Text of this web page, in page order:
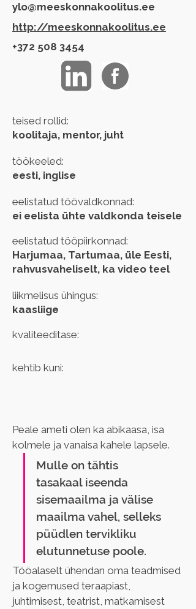
ylo@meeskonnakoolitus.ee
http://meeskonnakoolitus.ee
+372 508 3454
teised rollid:
koolitaja, mentor, juht
töökeeled:
eesti, inglise
eelistatud töövaldkonnad:
ei eelista ühte valdkonda teisele
eelistatud tööpiirkonnad:
Harjumaa, Tartumaa, üle Eesti,
rahvusvaheliselt, ka video teel
liikmelisus ühingus:
kaasliige
kvaliteeditase:
kehtib kuni:
Peale ameti olen ka abikaasa, isa
kolmele ja vanaisa kahele lapsele.
Mulle on tähtis
tasakaal iseenda
sisemaailma ja välise
maailma vahel, selleks
püüdlen tervikliku
elutunnetuse poole.
Tööalaselt ühendan oma teadmised
ja kogemused teraapiast,
juhtimisest, teatrist, matkamisest